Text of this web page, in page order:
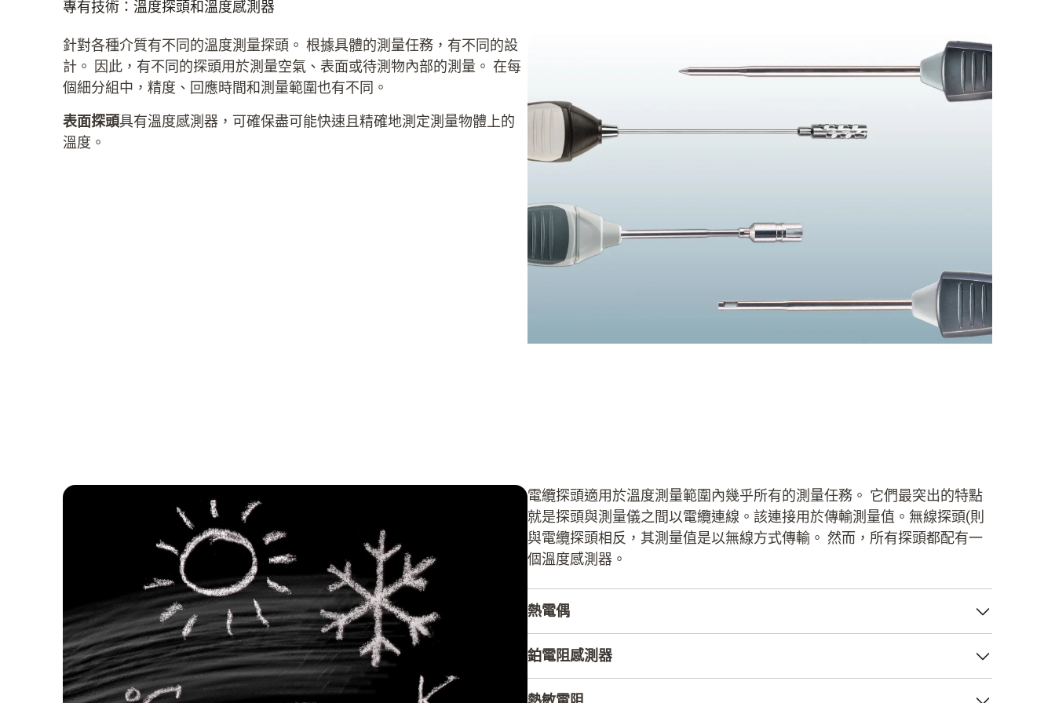
專有技術：溫度探頭和溫度感測器
針對各種介質有不同的溫度測量探頭。 根據具體的測量任務，有不同的設
計。 因此，有不同的探頭用於測量空氣、表面或待測物內部的測量。 在每
個細分組中，精度、回應時間和測量範圍也有不同。
表面探頭具有溫度感測器，可確保盡可能快速且精確地測定測量物體上的
溫度。
電纜探頭適用於溫度測量範圍內幾乎所有的測量任務。 它們最突出的特點
就是探頭與測量儀之間以電纜連線。該連接用於傳輸測量值。無線探頭(則
與電纜探頭相反，其測量值是以無線方式傳輸。 然而，所有探頭都配有一
個溫度感測器。
熱電偶
熱電偶通過熱電效應進行溫度測量：電流在電路中流動，如果電纜由兩種
不同的合金組成，那麼其接觸點將會具有不同的溫度。 如果一個接觸點的
鉑電阻感測器
鉑電阻感測器（Pt 100感測器）通常是基於所謂的正溫度係數電阻效應